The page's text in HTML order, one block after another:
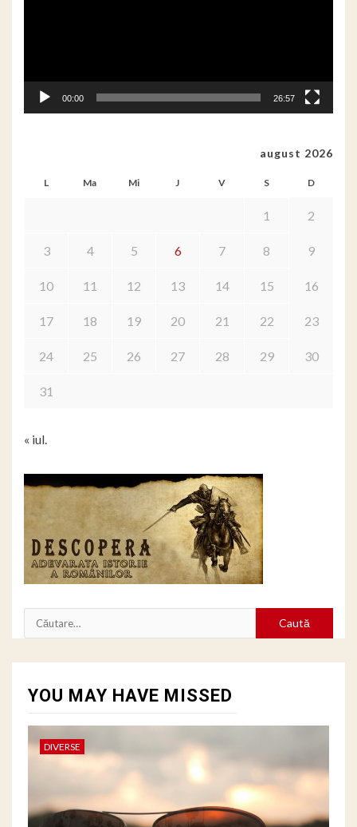
00:00 26:57
august 2026
L Ma Mi J V S D
1 2
3 4 5 6 7 8 9
10 11 12 13 14 15 16
17 18 19 20 21 22 23
24 25 26 27 28 29 30
31
« iul.
Caută
după:
YOU MAY HAVE MISSED
DIVERSE